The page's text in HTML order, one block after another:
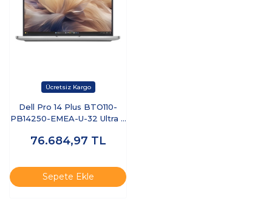
Dell Pro 14 Plus BTO110-
PB14250-EMEA-U-32 Ultra 7
Ubuntu Dizüstü Bilgisayar
76.684,97 TL
Sepete Ekle